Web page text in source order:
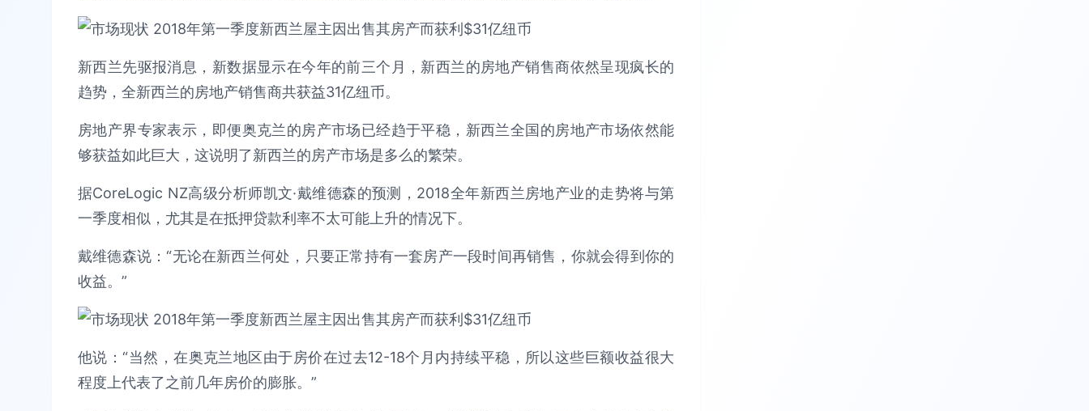
新西兰先驱报消息，新数据显示在今年的前三个月，新西兰的房地产销售商依然呈现疯长的
趋势，全新西兰的房地产销售商共获益31亿纽币。
房地产界专家表示，即便奥克兰的房产市场已经趋于平稳，新西兰全国的房地产市场依然能
够获益如此巨大，这说明了新西兰的房产市场是多么的繁荣。
据CoreLogic NZ高级分析师凯文·戴维德森的预测，2018全年新西兰房地产业的走势将与第
一季度相似，尤其是在抵押贷款利率不太可能上升的情况下。
戴维德森说：“无论在新西兰何处，只要正常持有一套房产一段时间再销售，你就会得到你的
收益。”
他说：“当然，在奥克兰地区由于房价在过去12-18个月内持续平稳，所以这些巨额收益很大
程度上代表了之前几年房价的膨胀。”